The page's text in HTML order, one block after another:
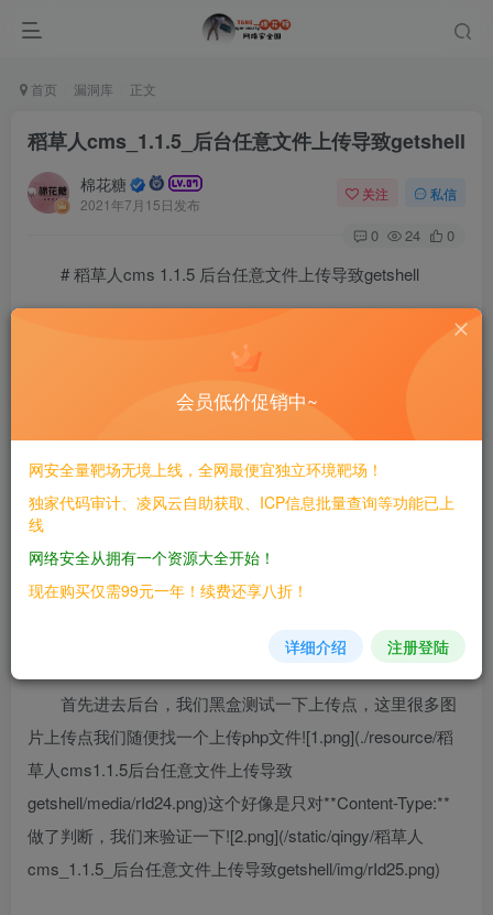
首页 漏洞库 正文
稻草人cms_1.1.5_后台任意文件上传导致getshell
棉花糖
2021年7月15日发布
关注 私信
0 24 0
# 稻草人cms 1.1.5 后台任意文件上传导致getshell
二、漏洞影响
————
稻草人cms 1.1.5
首先进去后台，我们黑盒测试一下上传点，这里很多图
片上传点我们随便找一个上传php文件![1.png](./resource/稻
草人cms1.1.5后台任意文件上传导致
getshell/media/rId24.png)这个好像是只对**Content-Type:**
做了判断，我们来验证一下![2.png](/static/qingy/稻草人
cms_1.1.5_后台任意文件上传导致getshell/img/rId25.png)
会员低价促销中~
网安全量靶场无境上线，全网最便宜独立环境靶场！
独家代码审计、凌风云自助获取、ICP信息批量查询等功能已上
线
网络安全从拥有一个资源大全开始！
现在购买仅需99元一年！续费还享八折！
详细介绍 注册登陆